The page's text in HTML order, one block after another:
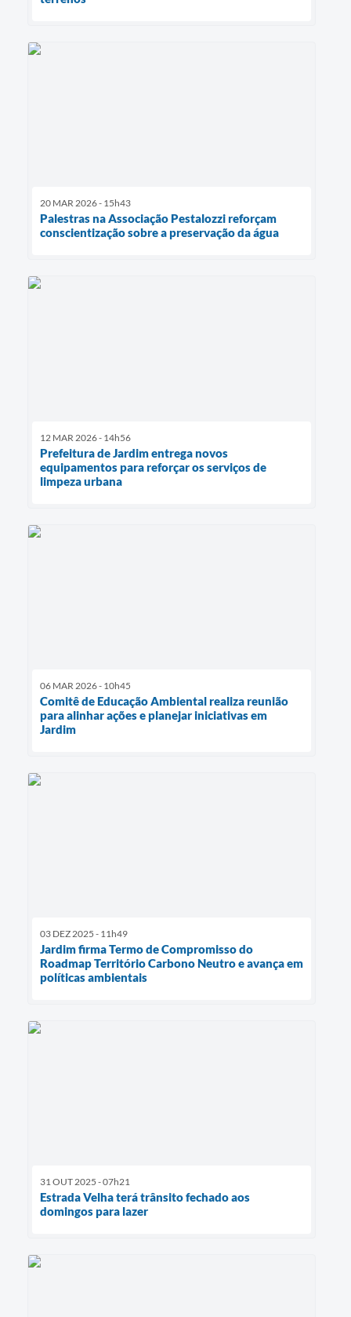
20 MAR 2026 - 15h43
Palestras na Associação Pestalozzi reforçam
conscientização sobre a preservação da água
12 MAR 2026 - 14h56
Prefeitura de Jardim entrega novos
equipamentos para reforçar os serviços de
limpeza urbana
06 MAR 2026 - 10h45
Comitê de Educação Ambiental realiza reunião
para alinhar ações e planejar iniciativas em
Jardim
03 DEZ 2025 - 11h49
Jardim firma Termo de Compromisso do
Roadmap Território Carbono Neutro e avança em
políticas ambientais
31 OUT 2025 - 07h21
Estrada Velha terá trânsito fechado aos
domingos para lazer